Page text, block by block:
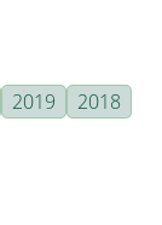
2019
2018